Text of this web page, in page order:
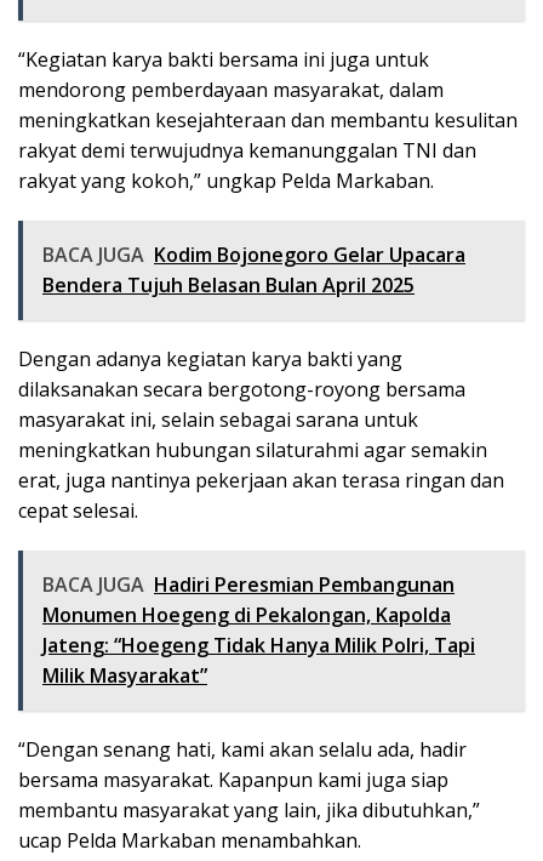
“Kegiatan karya bakti bersama ini juga untuk
mendorong pemberdayaan masyarakat, dalam
meningkatkan kesejahteraan dan membantu kesulitan
rakyat demi terwujudnya kemanunggalan TNI dan
rakyat yang kokoh,” ungkap Pelda Markaban.
BACA JUGA Kodim Bojonegoro Gelar Upacara
Bendera Tujuh Belasan Bulan April 2025
Dengan adanya kegiatan karya bakti yang
dilaksanakan secara bergotong-royong bersama
masyarakat ini, selain sebagai sarana untuk
meningkatkan hubungan silaturahmi agar semakin
erat, juga nantinya pekerjaan akan terasa ringan dan
cepat selesai.
BACA JUGA Hadiri Peresmian Pembangunan
Monumen Hoegeng di Pekalongan, Kapolda
Jateng: “Hoegeng Tidak Hanya Milik Polri, Tapi
Milik Masyarakat”
“Dengan senang hati, kami akan selalu ada, hadir
bersama masyarakat. Kapanpun kami juga siap
membantu masyarakat yang lain, jika dibutuhkan,”
ucap Pelda Markaban menambahkan.